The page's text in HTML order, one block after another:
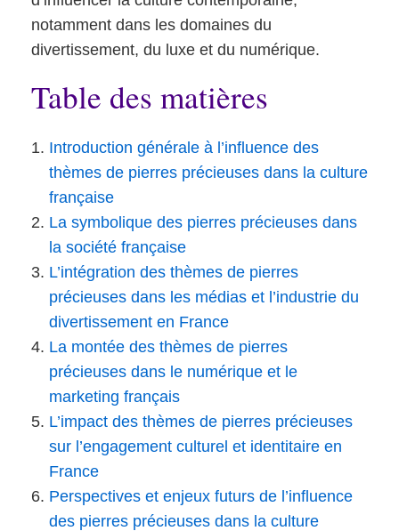
notamment dans les domaines du
divertissement, du luxe et du numérique.
Table des matières
Introduction générale à l’influence des
thèmes de pierres précieuses dans la culture
française
La symbolique des pierres précieuses dans
la société française
L’intégration des thèmes de pierres
précieuses dans les médias et l’industrie du
divertissement en France
La montée des thèmes de pierres
précieuses dans le numérique et le
marketing français
L’impact des thèmes de pierres précieuses
sur l’engagement culturel et identitaire en
France
Perspectives et enjeux futurs de l’influence
des pierres précieuses dans la culture